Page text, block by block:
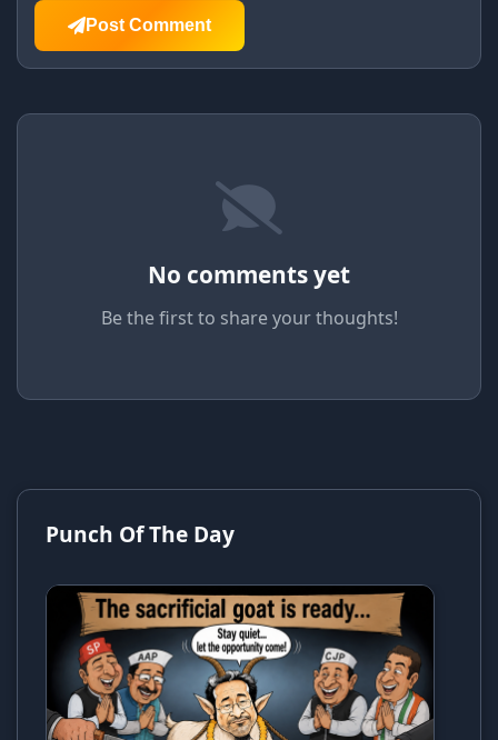
Post Comment
No comments yet
Be the first to share your thoughts!
Punch Of The Day